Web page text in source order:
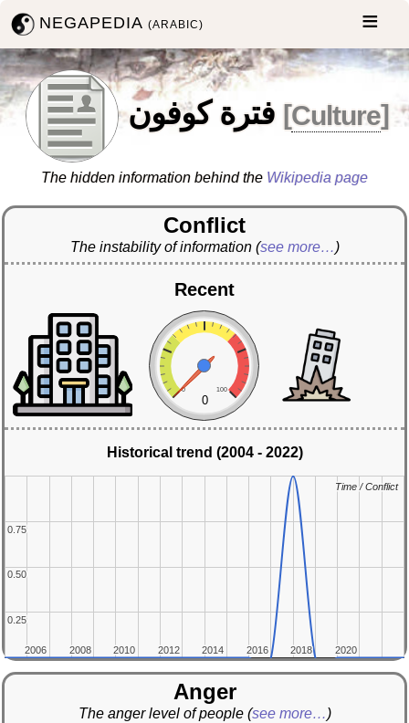
NEGAPEDIA(ARABIC)
فترة كوفون [Culture]
The hidden information behind the Wikipedia page
Conflict
The instability of information (see more…)
Recent
0 100
0
Historical trend (2004 - 2022)
2006
2006 2008
2008 2010
2010 2012
2012 2014
2014 2016
2016 2018
2018 2020
2020
0.25
0.25
0.50
0.50
0.75
0.75
Time / Conflict
Time / Conflict
Anger
The anger level of people (see more…)